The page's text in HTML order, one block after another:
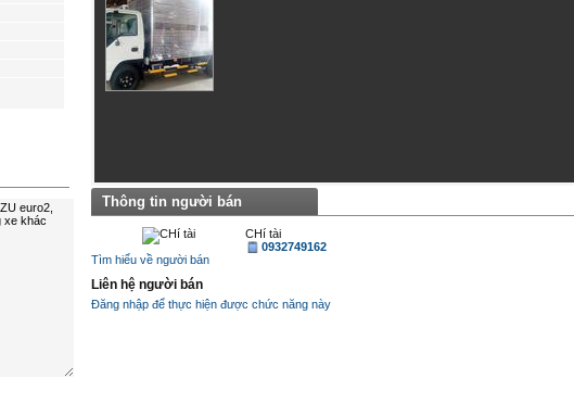
Thông tin người bán
CHí tài
0932749162
Tìm hiểu về người bán
Liên hệ người bán
Đăng nhập để thực hiện được chức năng này